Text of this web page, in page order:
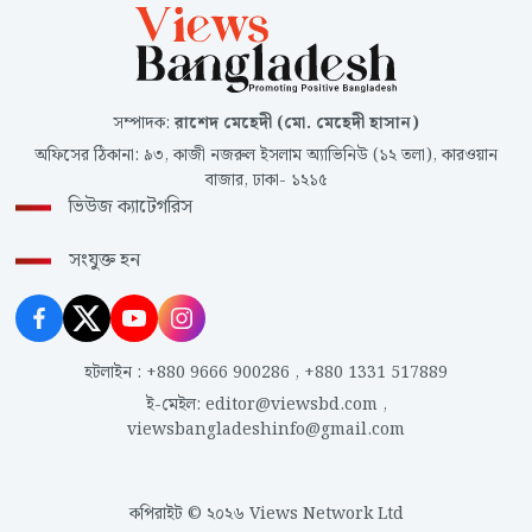
সম্পাদক:রাশেদ মেহেদী (মো. মেহেদী হাসান)
অফিসের ঠিকানা: ৯৩, কাজী নজরুল ইসলাম অ্যাভিনিউ (১২ তলা), কারওয়ান
বাজার, ঢাকা- ১২১৫
ভিউজ ক্যাটেগরিস
সংযুক্ত হন
হটলাইন : +880 9666 900286 , +880 1331 517889
ই-মেইল: editor@viewsbd.com,
viewsbangladeshinfo@gmail.com
কপিরাইট © ২০২৬ Views Network Ltd